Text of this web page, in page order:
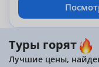
Туры горят
Лучшие цены,